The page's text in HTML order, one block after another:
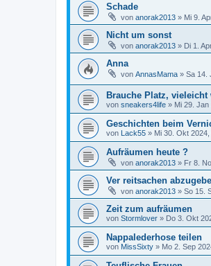
Schade
von anorak2013 » Mi 9.
Nicht um sonst
von anorak2013 » Di 1.
Anna
von AnnasMama » Sa 14.
Brauche Platz, vieleicht
von sneakers4life » Mi 29.
Geschichten beim
von Lack55 » Mi 30. Okt
Aufräumen heute ?
von anorak2013 » Fr 8.
Ver reitsachen
von anorak2013 » So 15.
Zeit zum aufräumen
von Stormlover » Do 3. Okt
Nappalederhose teilen
von MissSixty » Mo 2. Sep